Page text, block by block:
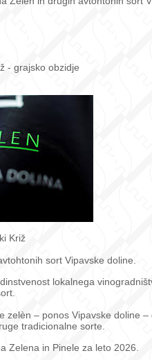
- grajsko obzidje
Križ
sort Vipavske doline.
lokalnega
zelèn – ponos Vipavske doline –
tradicionalne sorte.
Zelena in Pinele za leto 2026.